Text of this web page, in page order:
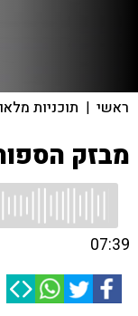
ראשי | תוכניות
מבזק
07:39